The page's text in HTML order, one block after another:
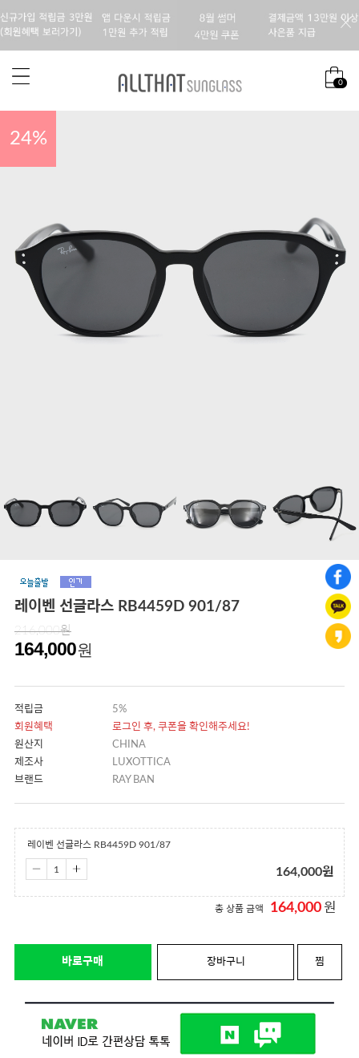
0
24%
레이벤 선글라스 RB4459D 901/87
216,000원
164,000원
적립금
5%
회원혜택
로그인 후, 쿠폰을 확인해주세요!
원산지
CHINA
제조사
LUXOTTICA
브랜드
RAY BAN
레이벤 선글라스 RB4459D 901/87
164,000원
총 상품 금액 164,000 원
바로구매 장바구니 찜